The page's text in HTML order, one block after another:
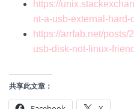
https://
nt-a-usb-external-
https://arrfab.net/
usb-disk-not-linux-
共享此文章：